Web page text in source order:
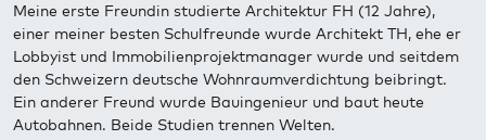
Meine erste Freundin studierte Architektur FH (12 Jahre),
einer meiner besten Schulfreunde wurde Architekt TH, ehe er
Lobbyist und Immobilienprojektmanager wurde und seitdem
den Schweizern deutsche Wohnraumverdichtung beibringt.
Ein anderer Freund wurde Bauingenieur und baut heute
Autobahnen. Beide Studien trennen Welten.